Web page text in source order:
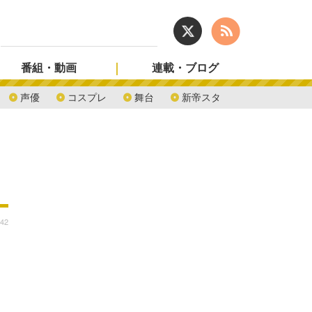
声優 コスプレ 舞台 新帝スタ
番組・動画 連載・ブログ